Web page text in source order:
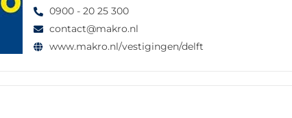
0900 - 20 25 300
contact@makro.nl
www.makro.nl/vestigingen/delft